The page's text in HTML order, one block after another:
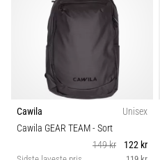
en
del
Cawila
Unisex
Cawila GEAR TEAM- Sort
149 kr
122 kr